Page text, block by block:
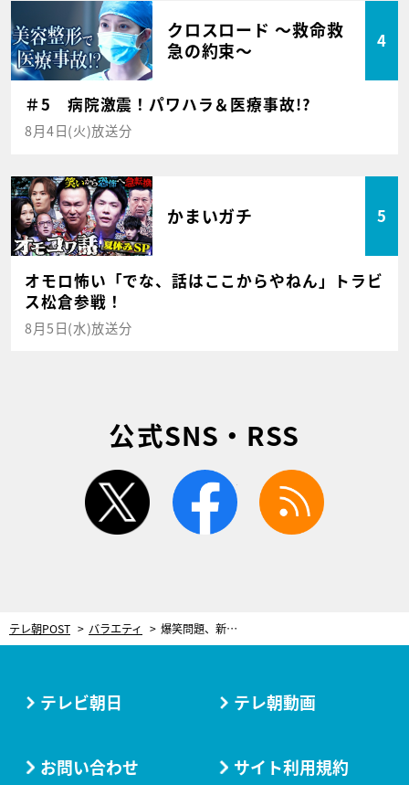
クロスロード ～救命救
急の約束～
4
＃5 病院激震！パワハラ＆医療事故!?
8月4日(火)放送分
かまいガチ 5
オモロ怖い「でな、話はここからやねん」トラビ
ス松倉参戦！
8月5日(水)放送分
公式SNS・RSS
twitter facebook
テレ朝POST バラエティ 爆笑問題、新発見の連続に驚き！徳川家康にまつわる“15の謎”を解明
テレビ朝日 テレ朝動画
お問い合わせ サイト利用規約